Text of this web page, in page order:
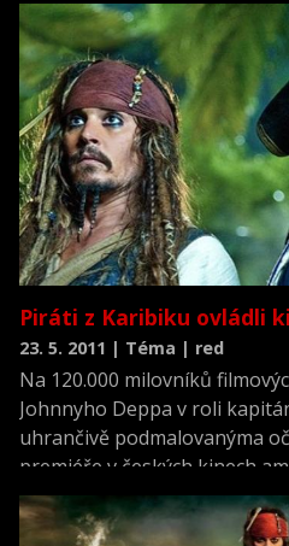
přes 37 milionů korun.
Piráti z Karibiku ovládli
23. 5. 2011 | Téma | red
Na 120.000 milovníků
Johnnyho Deppa v roli
uhrančivě podmalovanýma
premiéře v českých kinech
Karibiku: Na vlnách podivna.
distribuční společnosti Falcon